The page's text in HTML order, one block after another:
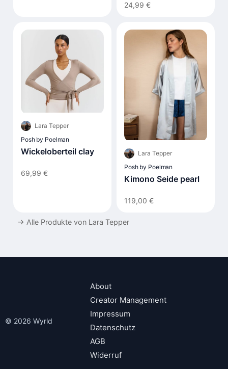
24,99 €
Lara Tepper
Posh by Poelman
Wickeloberteil clay
69,99 €
Lara Tepper
Posh by Poelman
Kimono Seide pearl
119,00 €
→ Alle Produkte von Lara Tepper
© 2026 Wyrld
About
Creator Management
Impressum
Datenschutz
AGB
Widerruf